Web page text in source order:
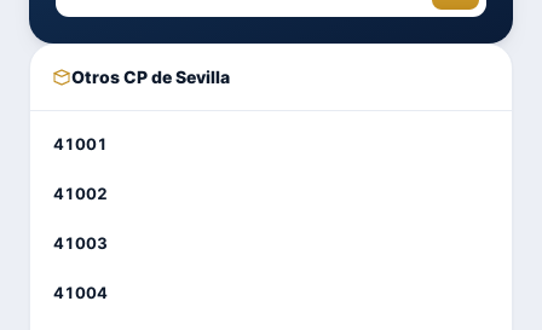
Otros CP de Sevilla
41001
41002
41003
41004